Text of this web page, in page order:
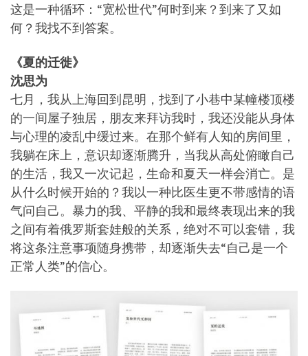
这是一种循环：“宽松世代”何时到来？到来了又如
何？我找不到答案。
《夏的迁徙》
沈思为
七月，我从上海回到昆明，找到了小巷中某幢楼顶楼
的一间屋子独居，朋友来拜访我时，我还没能从身体
与心理的凌乱中缓过来。在那个鲜有人知的房间里，
我躺在床上，意识却逐渐腾升，当我从高处俯瞰自己
的生活，我又一次记起，生命和夏天一样会消亡。是
从什么时候开始的？我以一种比医生更不带感情的语
气问自己。暴力的我、平静的我和最终表现出来的我
之间有着俄罗斯套娃般的关系，绝对不可以套错，我
将这条注意事项随身携带，却逐渐失去“自己是一个
正常人类”的信心。